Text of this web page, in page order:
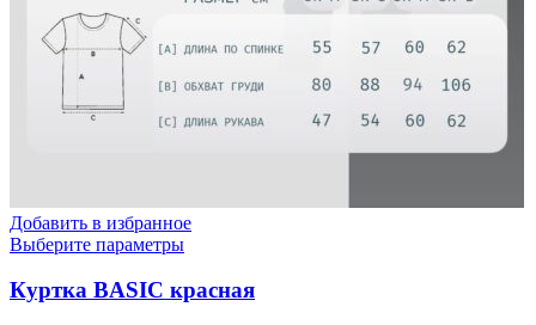
Добавить в избранное
Выберите параметры
Куртка BASIC красная